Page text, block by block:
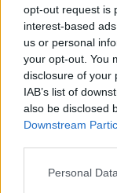
opt-out request is
interest-based
us or personal
your opt-out. You
disclosure of your
IAB’s list of
also be disclosed
Downstream
Personal
ΧΡΥΣΌΣ 18 ΚΑΡΑΤΊΩΝ